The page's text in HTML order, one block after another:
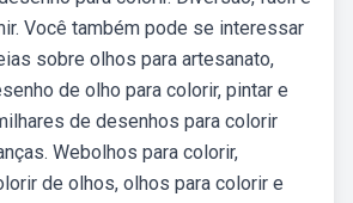
Você também pode se interessar
sobre olhos para artesanato,
de olho para colorir, pintar e
de desenhos para colorir
Webolhos para colorir,
de olhos, olhos para colorir e